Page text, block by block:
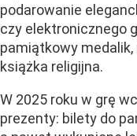
podarowanie
czy elektronicznego
pamiątkowy
książka religijna.
W 2025 roku w grę
prezenty: bilety do